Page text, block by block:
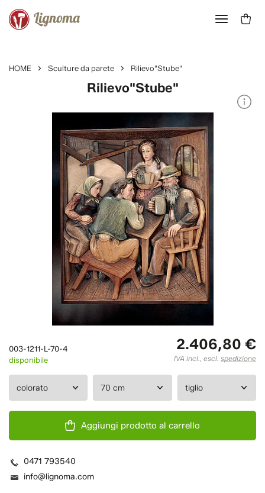
HOME Sculture da parete Rilievo"Stube"
Rilievo"Stube"
2.406,80 €
IVA incl., escl. spedizione
003-1211-L-70-4
disponibile
Aggiungi prodotto al carrello
0471 793540
info@lignoma.com